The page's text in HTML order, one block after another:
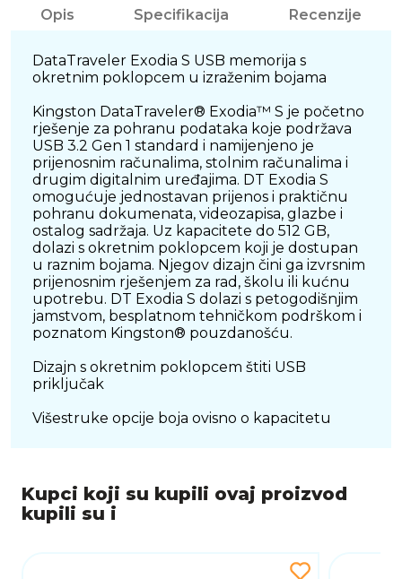
Opis Specifikacija Recenzije
DataTraveler Exodia S USB memorija s
okretnim poklopcem u izraženim bojama
Kingston DataTraveler® Exodia™ S je početno
rješenje za pohranu podataka koje podržava
USB 3.2 Gen 1 standard i namijenjeno je
prijenosnim računalima, stolnim računalima i
drugim digitalnim uređajima. DT Exodia S
omogućuje jednostavan prijenos i praktičnu
pohranu dokumenata, videozapisa, glazbe i
ostalog sadržaja. Uz kapacitete do 512 GB,
dolazi s okretnim poklopcem koji je dostupan
u raznim bojama. Njegov dizajn čini ga izvrsnim
prijenosnim rješenjem za rad, školu ili kućnu
upotrebu. DT Exodia S dolazi s petogodišnjim
jamstvom, besplatnom tehničkom podrškom i
poznatom Kingston® pouzdanošću.
Dizajn s okretnim poklopcem štiti USB
priključak
Višestruke opcije boja ovisno o kapacitetu
Kupci koji su kupili ovaj proizvod
kupili su i